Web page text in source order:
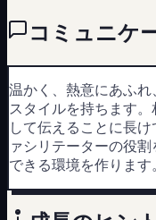
コミュニケ
温かく、熱意にあふ
スタイルを持ちます
して伝えることに長
ァシリテーターの役
できる環境を作ります